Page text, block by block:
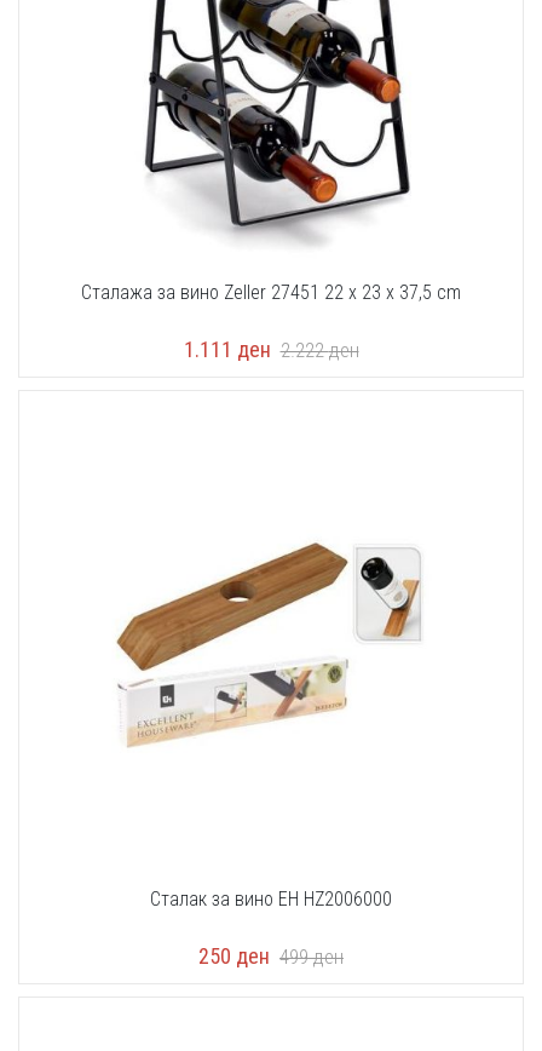
Сталажа за вино Zeller 27451 22 x 23 x 37,5 cm
1.111 ден 2.222ден
Сталак за вино EH HZ2006000
250 ден 499ден